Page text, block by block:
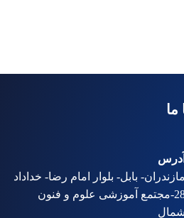
ما
آدرس
مازندران- بابل- بلوار امام رضا- خداداد
28-مجتمع آموزشی علوم و فنون
شمال